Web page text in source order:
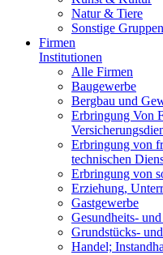
Natur & Tiere
Sonstige Gruppen
Firmen
Institutionen
Alle Firmen
Baugewerbe
Bergbau und
Erbringung Von
Erbringung von
technischen
Erbringung von
Erziehung,
Gastgewerbe
Gesundheits-
Grundstücks-
Handel;